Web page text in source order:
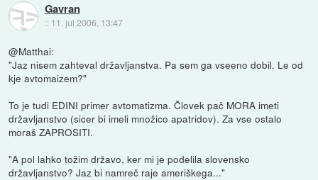
Gavran
:: 11. jul 2006, 13:47
@Matthai:
"Jaz nisem zahteval državljanstva. Pa sem ga vseeno dobil. Le od
kje avtomaizem?"
To je tudi EDINI primer avtomatizma. Človek pač MORA imeti
državljanstvo (sicer bi imeli množico apatridov). Za vse ostalo
moraš ZAPROSITI.
"A pol lahko tožim državo, ker mi je podelila slovensko
državljanstvo? Jaz bi namreč raje ameriškega..."